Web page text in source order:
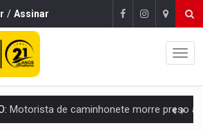
/ Assinar
Seis lugares gratuitos para aproveitar o fim de semana